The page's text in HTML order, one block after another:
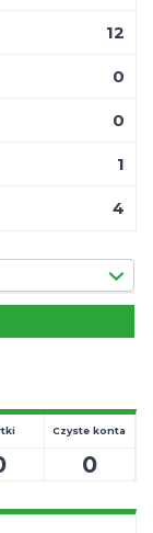
12
0
0
1
4
Czyste konta
0